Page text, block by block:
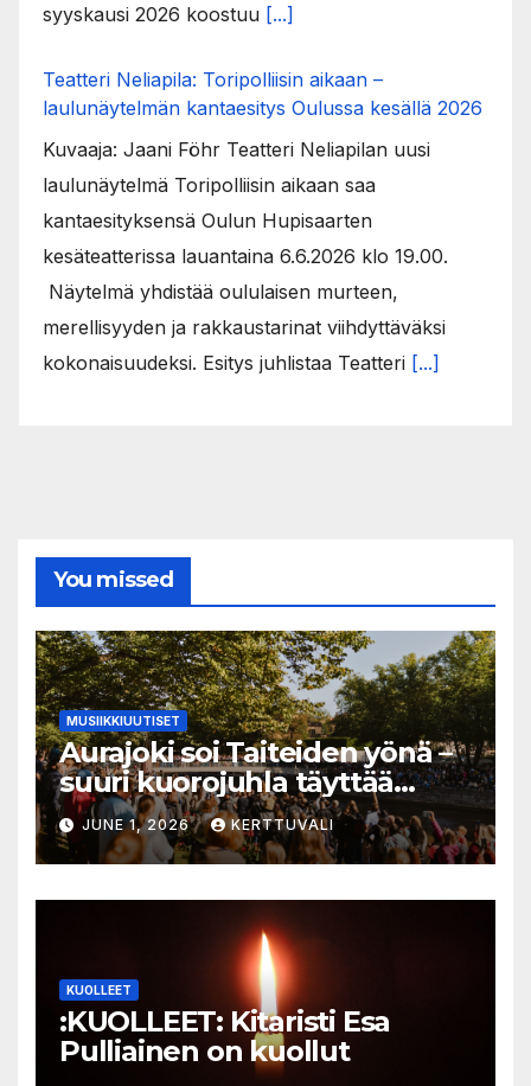
syyskausi 2026 koostuu [...]
Teatteri Neliapila: Toripolliisin aikaan –
laulunäytelmän kantaesitys Oulussa kesällä 2026
Kuvaaja: Jaani Föhr Teatteri Neliapilan uusi
laulunäytelmä Toripolliisin aikaan saa
kantaesityksensä Oulun Hupisaarten
kesäteatterissa lauantaina 6.6.2026 klo 19.00.
Näytelmä yhdistää oululaisen murteen,
merellisyyden ja rakkaustarinat viihdyttäväksi
kokonaisuudeksi. Esitys juhlistaa Teatteri [...]
You missed
MUSIIKKIUUTISET
Aurajoki soi Taiteiden yönä –
suuri kuorojuhla täyttää
jokirannan musiikilla
JUNE 1, 2026 KERTTUVALI
KUOLLEET
:KUOLLEET: Kitaristi Esa
Pulliainen on kuollut